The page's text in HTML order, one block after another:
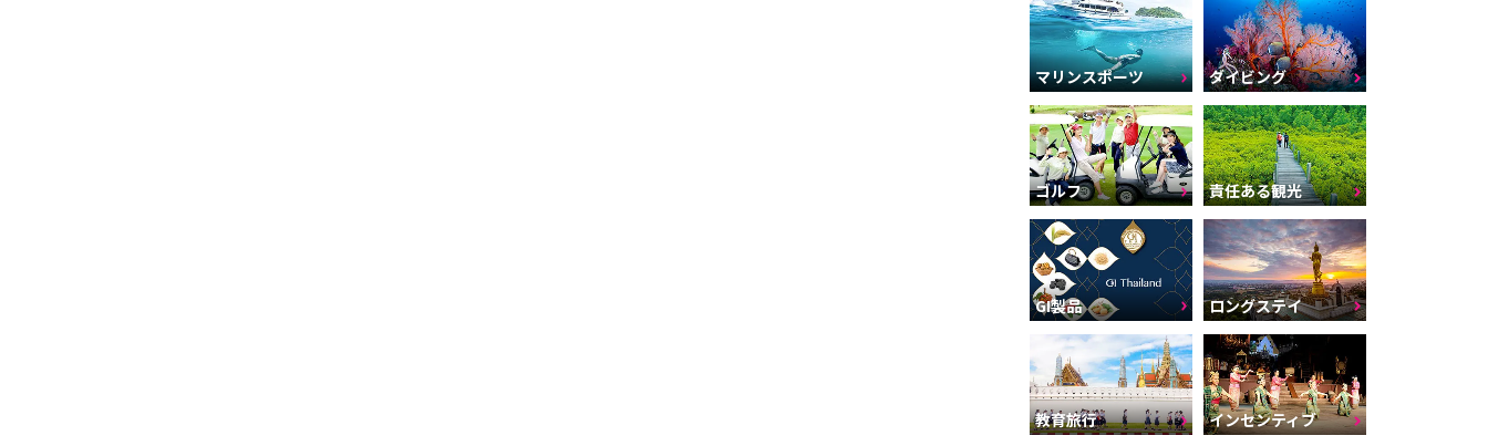
マリンスポーツ ダイビング
ゴルフ 責任ある観光
GI製品 ロングステイ
教育旅行 インセンティブ